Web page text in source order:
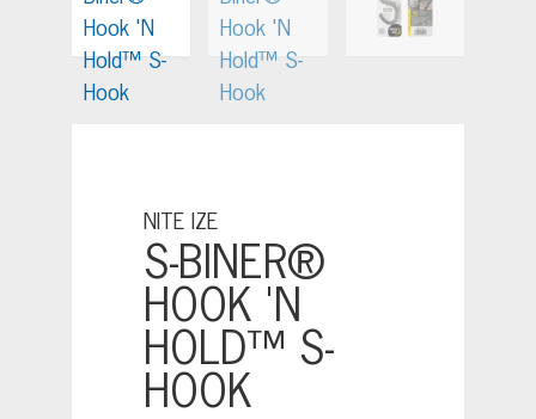
NITE IZE
S-BINER®
HOOK 'N
HOLD™ S-
HOOK